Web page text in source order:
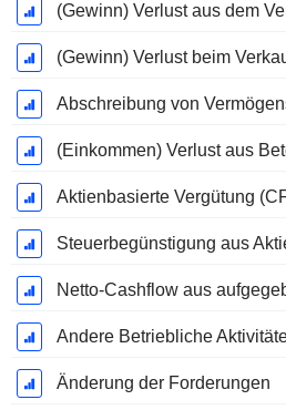
(Einkommen) Verlust aus
Aktienbasierte Vergütung
Steuerbegünstigung aus
Andere Betriebliche
Änderung der Forderungen